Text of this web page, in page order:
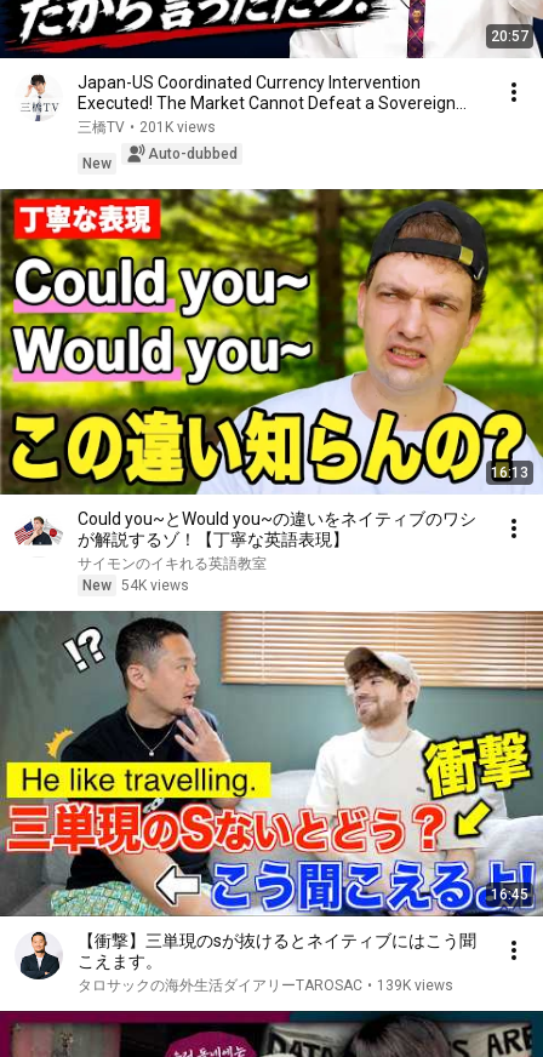
20:57
Japan-US Coordinated Currency Intervention
Executed! The Market Cannot Defeat a Sovereign
Currenc...
三橋TV • 201K views
New
Auto-dubbed
16:13
Could you~とWould you~の違いをネイティブのワシ
が解説するゾ！【丁寧な英語表現】
サイモンのイキれる英語教室
New 54K views
16:45
【衝撃】三単現のsが抜けるとネイティブにはこう聞
こえます。
タロサックの海外生活ダイアリーTAROSAC • 139K views